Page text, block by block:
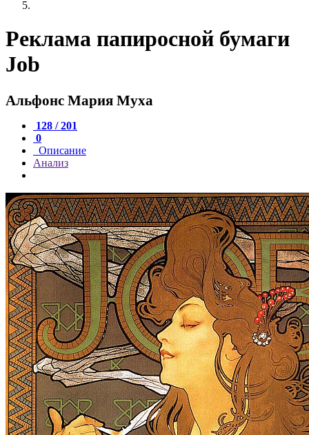
Реклама папиросной бумаги
Job
Альфонс Мария Муха
128 / 201
0
Описание
Анализ